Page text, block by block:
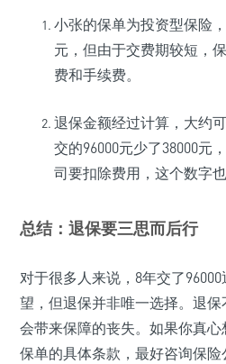
小张的保单为投资型保险
元，但由于交费期较短，
费和手续费。
退保金额经过计算，大约
交的96000元少了38000元
司要扣除费用，这个数字也
总结：退保要三思而后行
对于很多人来说，8年交了
望，但退保并非唯一选择。退
会带来保障的丧失。如果你真
保单的具体条款，最好咨询保